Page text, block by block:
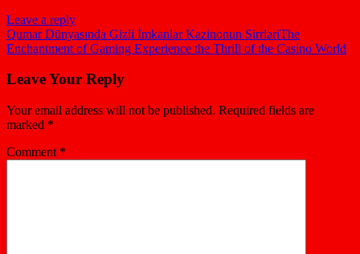
Leave a reply
Qumar Dünyasında Gizli İmkanlar Kazinonun SirrləriThe
Enchantment of Gaming Experience the Thrill of the Casino World
Leave Your Reply
Your email address will not be published. Required fields are
marked *
Comment *